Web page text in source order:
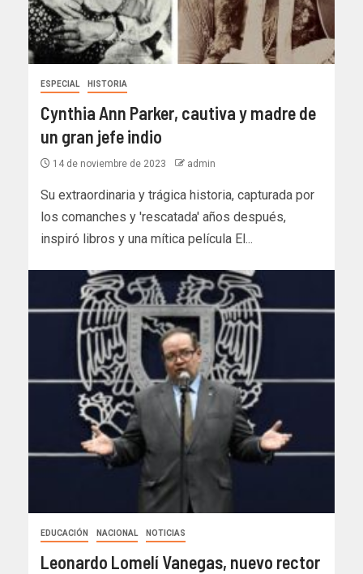
ESPECIAL HISTORIA
Cynthia Ann Parker, cautiva y madre de
un gran jefe indio
14 de noviembre de 2023 admin
Su extraordinaria y trágica historia, capturada por
los comanches y 'rescatada' años después,
inspiró libros y una mítica película El...
EDUCACIÓN NACIONAL NOTICIAS
Leonardo Lomelí Vanegas, nuevo rector